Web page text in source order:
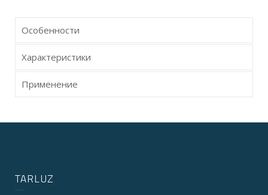
Особенности
Характеристики
Применение
TARLUZ